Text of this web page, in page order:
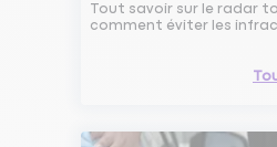
Tout savoir sur le radar
comment éviter les